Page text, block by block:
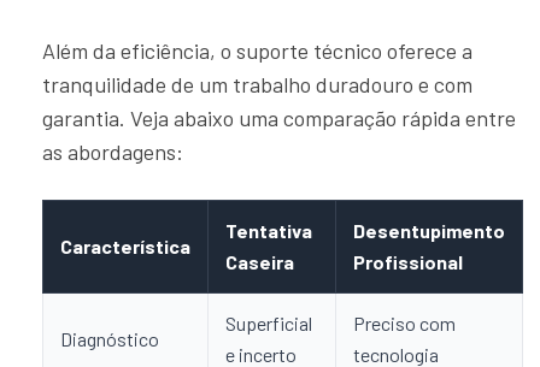
Além da eficiência, o suporte técnico oferece a
tranquilidade de um trabalho duradouro e com
garantia. Veja abaixo uma comparação rápida entre
as abordagens:
Característica
Tentativa
Caseira
Desentupimento
Profissional
Diagnóstico
Superficial
e incerto
Preciso com
tecnologia